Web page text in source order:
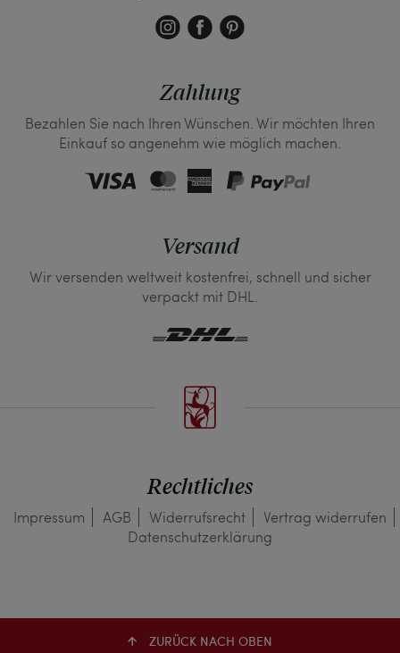
Zahlung
Bezahlen Sie nach Ihren Wünschen. Wir möchten Ihren
Einkauf so angenehm wie möglich machen.
Versand
Wir versenden weltweit kostenfrei, schnell und sicher
verpackt mit DHL.
Rechtliches
Impressum AGB Widerrufs­recht
Vertrag widerrufen
Daten­schutz­erklärung
ZURÜCK NACH OBEN